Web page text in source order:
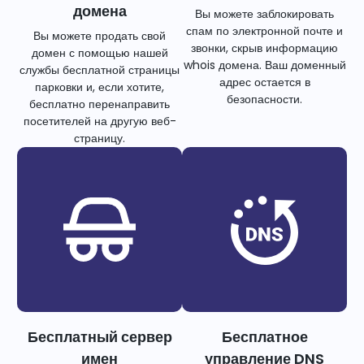
домена
Вы можете продать свой
домен с помощью нашей
службы бесплатной страницы
парковки и, если хотите,
бесплатно перенаправить
посетителей на другую веб-
страницу.
Вы можете заблокировать
спам по электронной почте и
звонки, скрыв информацию
whois домена. Ваш доменный
адрес остается в
безопасности.
Бесплатный сервер
имен
Бесплатное
управление DNS